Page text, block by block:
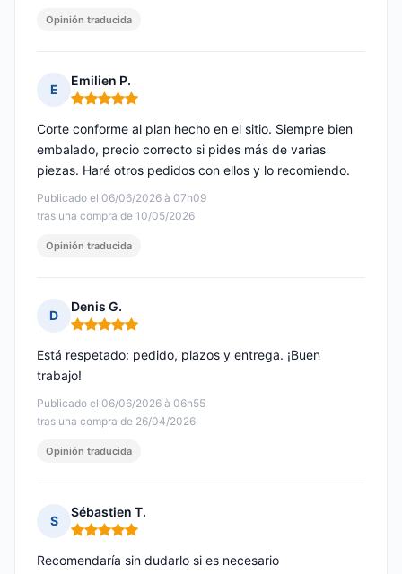
Opinión traducida
E
Emilien P.
Nota: 5 de 5
Publicado el 06/06/2026 à 07h09
tras una compra de 10/05/2026
Corte conforme al plan hecho en el sitio. Siempre bien
embalado, precio correcto si pides más de varias
piezas. Haré otros pedidos con ellos y lo recomiendo.
Opinión traducida
D
Denis G.
Nota: 5 de 5
Publicado el 06/06/2026 à 06h55
tras una compra de 26/04/2026
Está respetado: pedido, plazos y entrega. ¡Buen
trabajo!
Opinión traducida
S
Sébastien T.
Nota: 5 de 5
Recomendaría sin dudarlo si es necesario